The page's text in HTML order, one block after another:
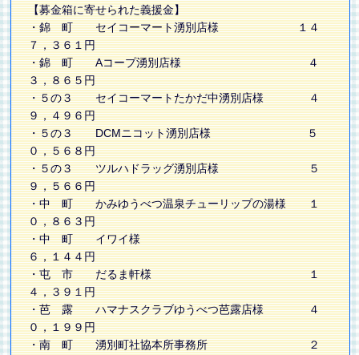
【募金箱に寄せられた義援金】
・錦 町 セイコーマート湧別店様 １４
７，３６１円
・錦 町 Aコープ湧別店様 ４
３，８６５円
・５の３ セイコーマートたかだ中湧別店様 ４
９，４９６円
・５の３ DCMニコット湧別店様 ５
０，５６８円
・５の３ ツルハドラッグ湧別店様 ５
９，５６６円
・中 町 かみゆうべつ温泉チューリップの湯様 １
０，８６３円
・中 町 イワイ様
６，１４４円
・屯 市 だるま軒様 １
４，３９１円
・芭 露 ハマナスクラブゆうべつ芭露店様 ４
０，１９９円
・南 町 湧別町社協本所事務所 ２